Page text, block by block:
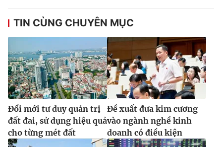
® Cấm sao chép dưới mọi hình thức nếu không có sự chấp
thuận bằng văn bản. Ghi rõ nguồn VTV.vn khi phát hành lại
thông tin từ website này.
TIN CÙNG CHUYÊN MỤC
Đổi mới tư duy quản trị
đất đai, sử dụng hiệu quả
cho từng mét đất
Đề xuất đưa kim cương
vào ngành nghề kinh
doanh có điều kiện